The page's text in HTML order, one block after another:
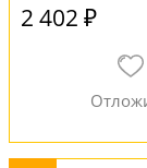
2 402 ₽